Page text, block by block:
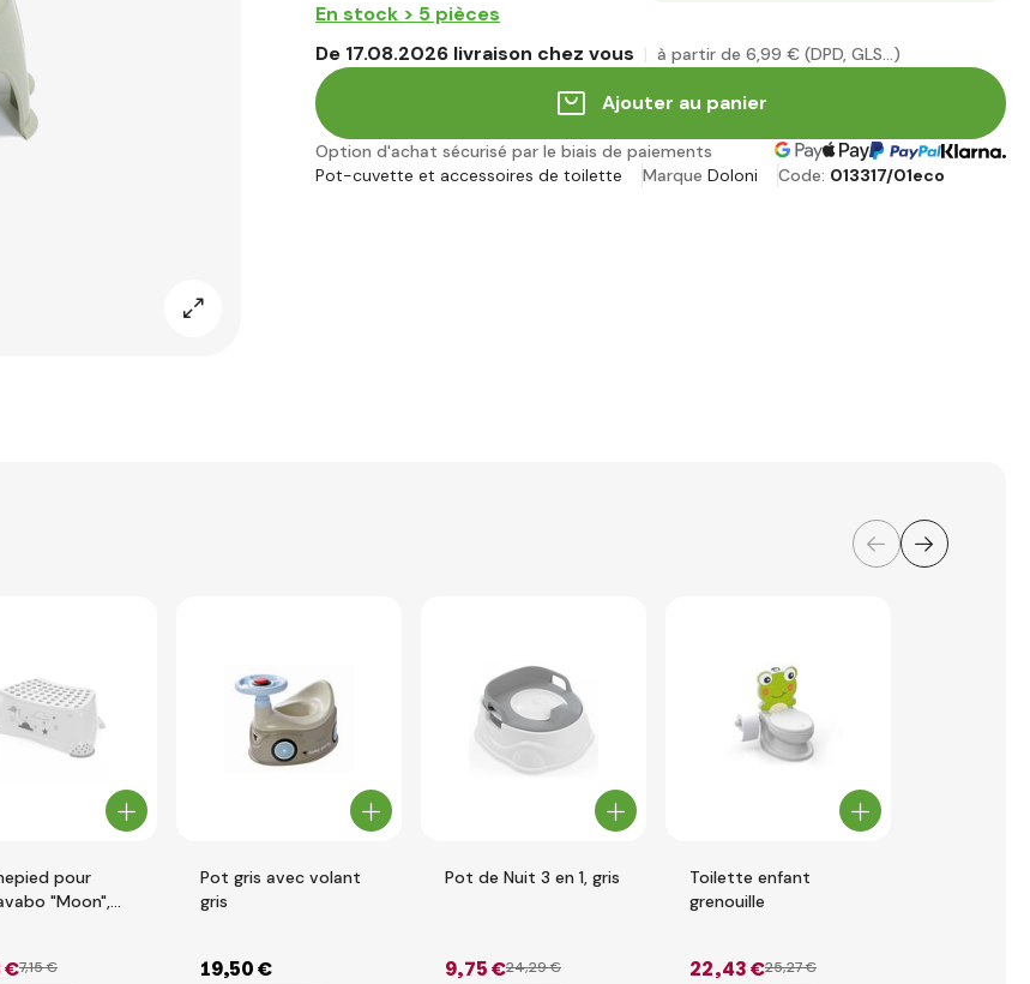
En stock > 5 pièces
De 17.08.2026 livraison chez vous
à partir de 6,99 € (DPD, GLS...)
Ajouter au panier
Option d'achat sécurisé par le biais de paiements
Pot-cuvette et accessoires de toilette
Marque Doloni Code: 013317/01eco
pour
"Moon",
€7,15 €
Pot gris avec volant
gris
19,50 €
Pot de Nuit 3 en 1, gris
9,75 €24,29 €
Toilette enfant
grenouille
22,43 €25,27 €